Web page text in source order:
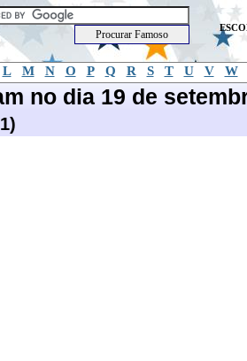
L M N O P Q R S T U V W
no dia 19 de